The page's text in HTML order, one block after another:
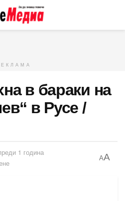
в бараки на
в Русе /
1 година
AA